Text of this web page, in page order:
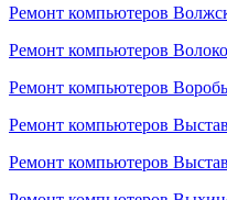
Ремонт компьютеров
Ремонт компьютеров
Ремонт компьютеров
Ремонт компьютеров
Ремонт компьютеров